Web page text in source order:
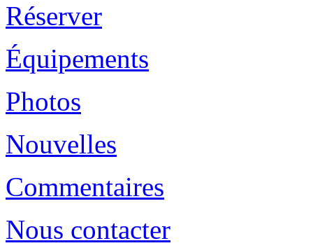
Réserver
Équipements
Photos
Nouvelles
Commentaires
Nous contacter